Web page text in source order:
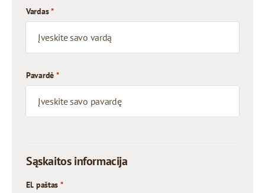
Vardas*
Pavardė *
Sąskaitos informacija
El. paštas *